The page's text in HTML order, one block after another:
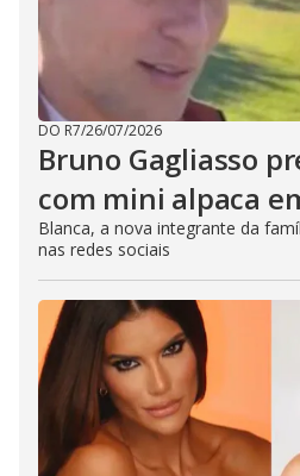
DO R7/26/07/2026
Bruno Gagliasso
com mini alpaca
Blanca, a nova integrante da
nas redes sociais